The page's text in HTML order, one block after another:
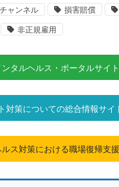
ャンネル 損害賠償
非正規雇用
タルヘルス・ポータルサイト
対策についての総合情報サイ
ス対策における職場復帰支